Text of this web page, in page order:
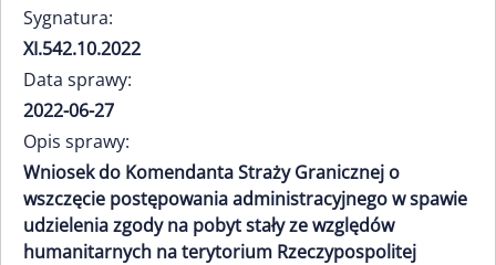
Sygnatura:
XI.542.10.2022
Data sprawy:
2022-06-27
Opis sprawy:
Wniosek do Komendanta Straży Granicznej o
wszczęcie postępowania administracyjnego w spawie
udzielenia zgody na pobyt stały ze względów
humanitarnych na terytorium Rzeczypospolitej